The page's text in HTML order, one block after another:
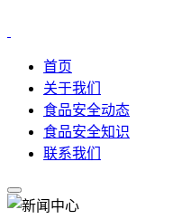
首页
关于我们
食品安全动态
食品安全知识
联系我们